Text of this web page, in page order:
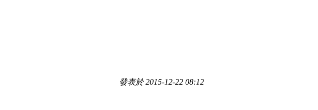
發表於 2015-12-22 08:12